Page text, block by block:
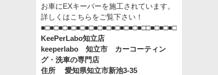
お車にEXキーパーを施工されています。
詳しくはこちらをご覧下さい！
■□■□■□■□■□■□■□■□■□■□■□■□□■□■□■□
KeePerLabo知立店
keeperlabo 知立市 カーコーティン
グ・洗車の専門店
住所 愛知県知立市新池3-35